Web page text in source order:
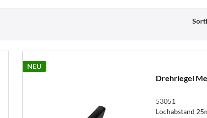
NEU
Drehriegel
53051
Lochabstand